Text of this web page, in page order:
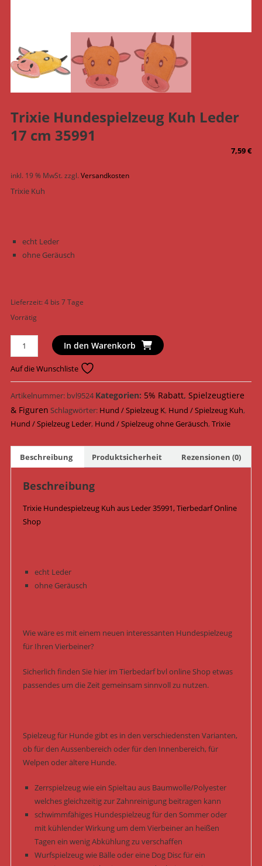
Trixie Hundespielzeug Kuh Leder
17 cm 35991
7,59€
inkl. 19 % MwSt.zzgl.Versandkosten
Trixie Kuh
echt Leder
ohne Geräusch
Lieferzeit:4 bis 7 Tage
Vorrätig
Trixie
Hundespielzeug
Kuh
Leder
17
cm
35991
In den Warenkorb
Auf die Wunschliste
Artikelnummer: bvl9524 Kategorien: 5% Rabatt, Spielzeugtiere
& Figuren Schlagwörter: Hund / Spielzeug K, Hund / Spielzeug Kuh,
Hund / Spielzeug Leder, Hund / Spielzeug ohne Geräusch,Trixie
Beschreibung Produktsicherheit Rezensionen (0)
Beschreibung
Trixie Hundespielzeug Kuh aus Leder 35991, Tierbedarf Online
Shop
echt Leder
ohne Geräusch
Wie wäre es mit einem neuen interessanten Hundespielzeug
für Ihren Vierbeiner?
Sicherlich finden Sie hier im Tierbedarf bvl online Shop etwas
passendes um die Zeit gemeinsam sinnvoll zu nutzen.
Spielzeug für Hunde gibt es in den verschiedensten Varianten,
ob für den Aussenbereich oder für den Innenbereich, für
Welpen oder ältere Hunde.
Zerrspielzeug wie ein Spieltau aus Baumwolle/Polyester
welches gleichzeitig zur Zahnreinigung beitragen kann
schwimmfähiges Hundespielzeug für den Sommer oder
mit kühlender Wirkung um dem Vierbeiner an heißen
Tagen ein wenig Abkühlung zu verschaffen
Wurfspielzeug wie Bälle oder eine Dog Disc für ein